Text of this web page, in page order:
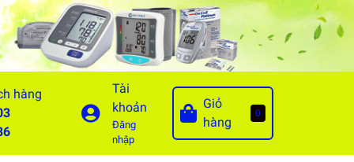
hàng
Tài
khoản
Đăng
nhập
Giỏ
hàng
0